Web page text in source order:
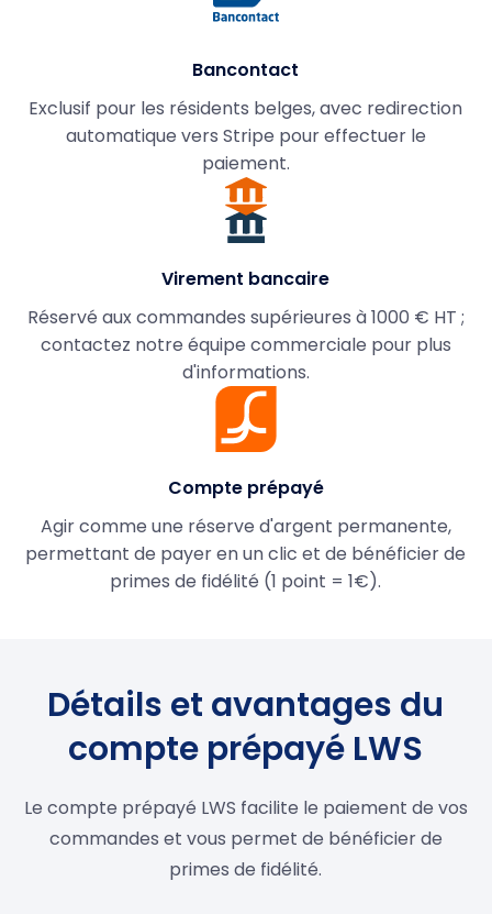
Bancontact
Exclusif pour les résidents belges, avec redirection
automatique vers Stripe pour effectuer le
paiement.
Virement bancaire
Réservé aux commandes supérieures à 1000 € HT ;
contactez notre équipe commerciale pour plus
d'informations.
Compte prépayé
Agir comme une réserve d'argent permanente,
permettant de payer en un clic et de bénéficier de
primes de fidélité (1 point = 1€).
Détails et avantages du
compte prépayé LWS
Le compte prépayé LWS facilite le paiement de vos
commandes et vous permet de bénéficier de
primes de fidélité.